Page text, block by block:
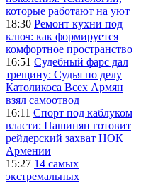
которые работают на уют
18:30 Ремонт кухни под
ключ: как формируется
комфортное пространство
16:51 Судебный фарс дал
трещину: Судья по делу
Католикоса Всех Армян
взял самоотвод
16:11 Спорт под каблуком
власти: Пашинян готовит
рейдерский захват НОК
Армении
15:27 14 самых
экстремальных